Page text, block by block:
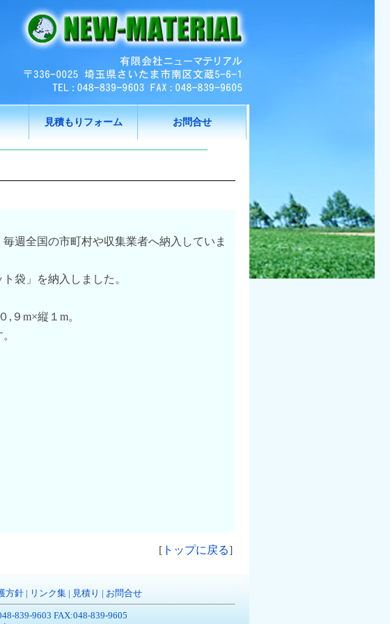
見積もりフォーム お問合せ
週全国の市町村や収集業者へ納入していま
袋」を納入しました。
９m×縦１m。
[ トップに戻る]
方針| リンク集| 見積り お問合せ
839-9603 FAX:048-839-9605